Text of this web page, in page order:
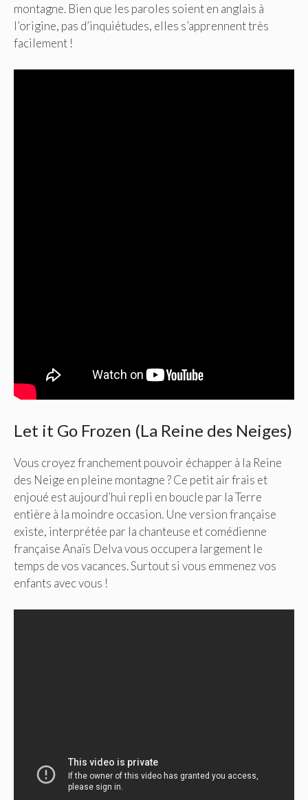
montagne. Bien que les paroles soient en anglais à
l’origine, pas d’inquiétudes, elles s’apprennent très
facilement !
Let it Go Frozen (La Reine des Neiges)
Vous croyez franchement pouvoir échapper à la Reine
des Neige en pleine montagne ? Ce petit air frais et
enjoué est aujourd’hui repli en boucle par la Terre
entière à la moindre occasion. Une version française
existe, interprétée par la chanteuse et comédienne
française Anaïs Delva vous occupera largement le
temps de vos vacances. Surtout si vous emmenez vos
enfants avec vous !